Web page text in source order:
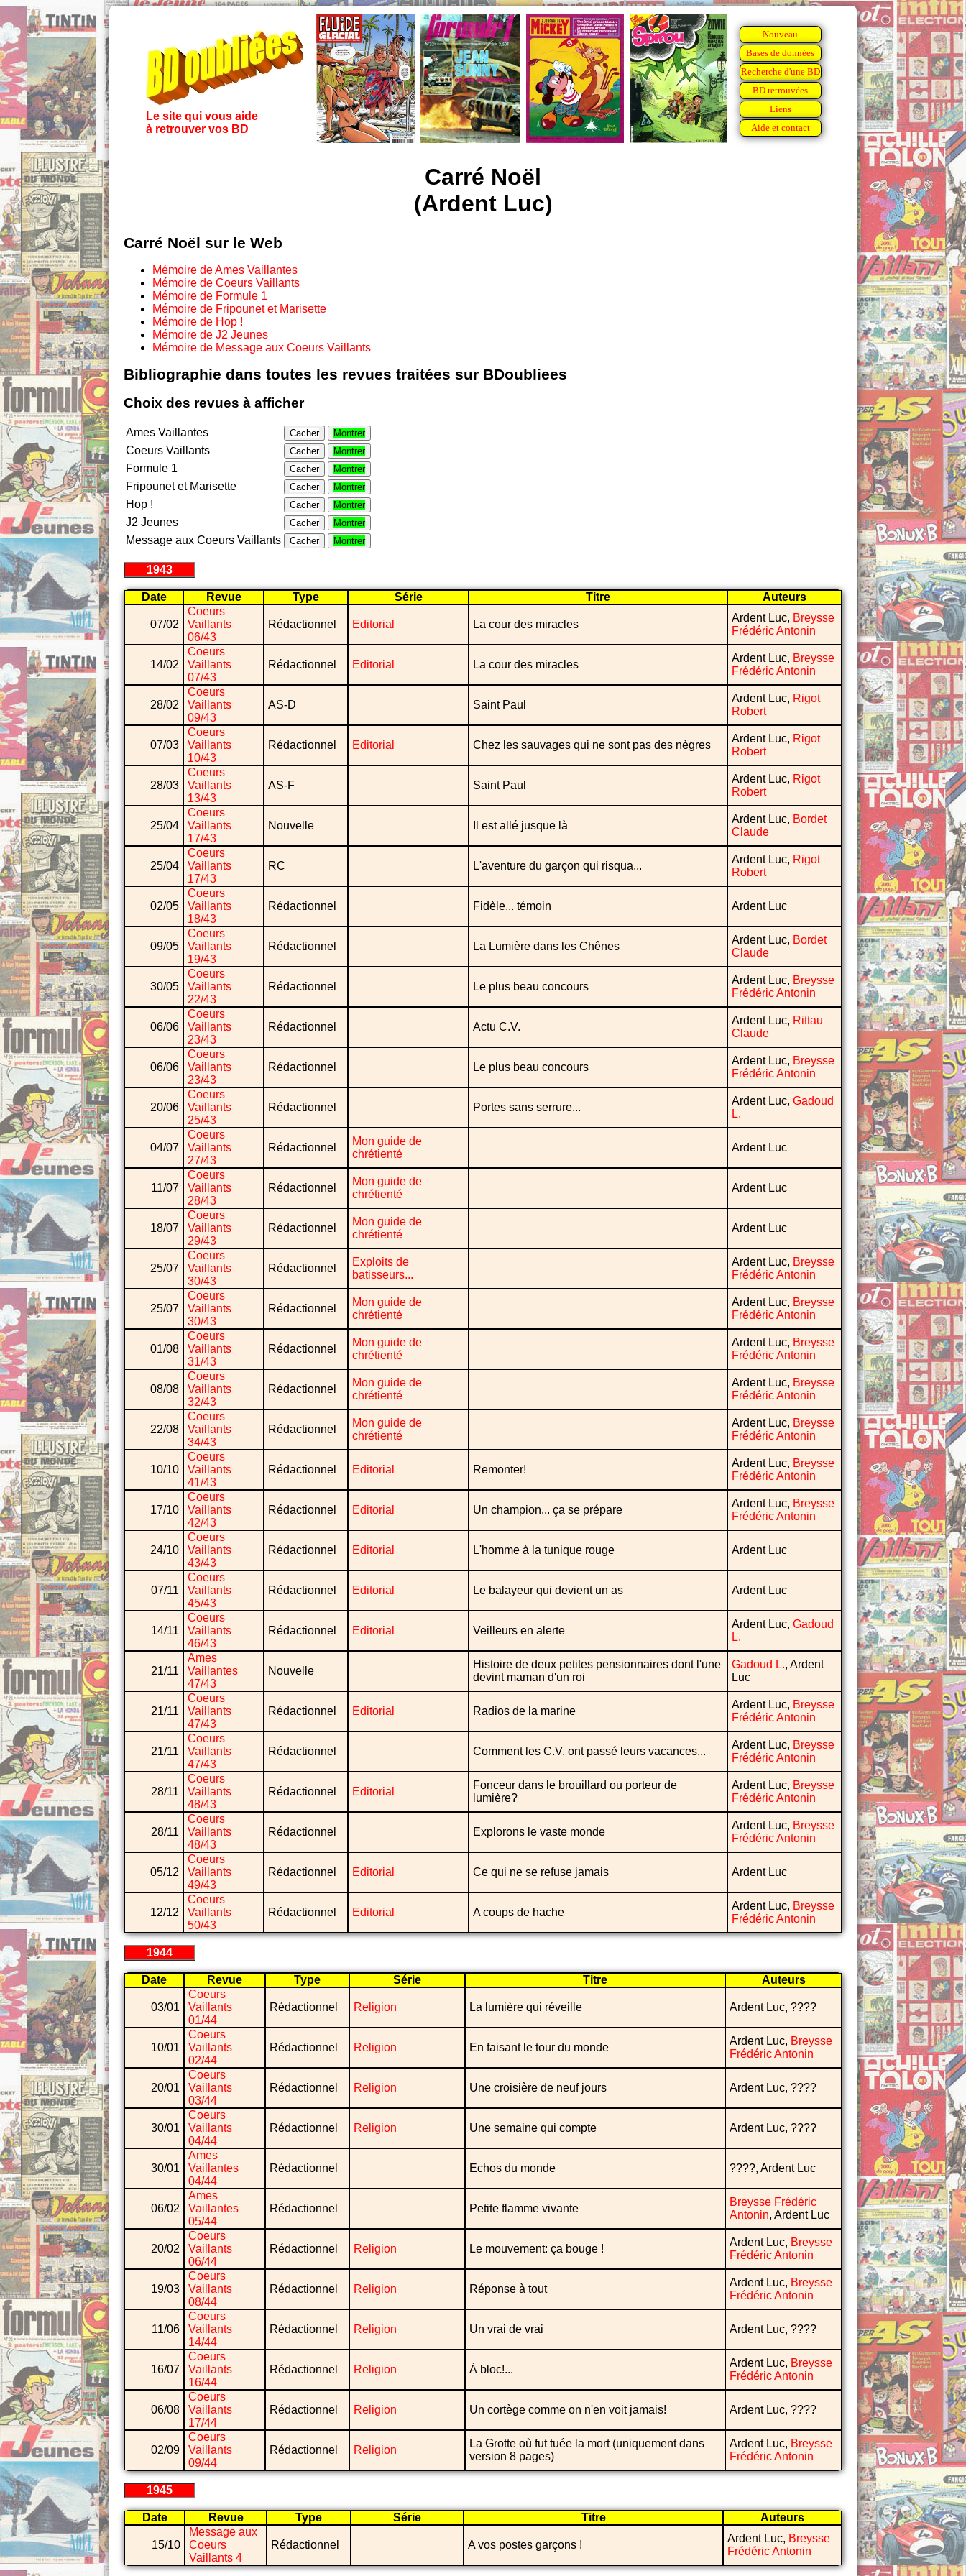
Le site qui vous aide
à retrouver vos BD
Nouveau
Bases de données
Recherche d'une BD
BD retrouvées
Liens
Aide et contact
Carré Noël
(Ardent Luc)
Carré Noël sur le Web
Mémoire de Ames Vaillantes
Mémoire de Coeurs Vaillants
Mémoire de Formule 1
Mémoire de Fripounet et Marisette
Mémoire de Hop !
Mémoire de J2 Jeunes
Mémoire de Message aux Coeurs Vaillants
Bibliographie dans toutes les revues traitées sur BDoubliees
Choix des revues à afficher
Ames Vaillantes Cacher Montrer
Coeurs Vaillants Cacher Montrer
Formule 1 Cacher Montrer
Fripounet et Marisette Cacher Montrer
Hop ! Cacher Montrer
J2 Jeunes Cacher Montrer
Message aux Coeurs Vaillants Cacher Montrer
1943
Date Revue Type Série Titre Auteurs
07/02
Coeurs
Vaillants
06/43
Rédactionnel Editorial La cour des miracles
Ardent Luc, Breysse
Frédéric Antonin
14/02
Coeurs
Vaillants
07/43
Rédactionnel Editorial La cour des miracles
Ardent Luc, Breysse
Frédéric Antonin
28/02
Coeurs
Vaillants
09/43
AS-D Saint Paul
Ardent Luc, Rigot
Robert
07/03
Coeurs
Vaillants
10/43
Rédactionnel Editorial Chez les sauvages qui ne sont pas des nègres
Ardent Luc, Rigot
Robert
28/03
Coeurs
Vaillants
13/43
AS-F Saint Paul
Ardent Luc, Rigot
Robert
25/04
Coeurs
Vaillants
17/43
Nouvelle Il est allé jusque là
Ardent Luc, Bordet
Claude
25/04
Coeurs
Vaillants
17/43
RC L'aventure du garçon qui risqua...
Ardent Luc, Rigot
Robert
02/05
Coeurs
Vaillants
18/43
Rédactionnel Fidèle... témoin Ardent Luc
09/05
Coeurs
Vaillants
19/43
Rédactionnel La Lumière dans les Chênes
Ardent Luc, Bordet
Claude
30/05
Coeurs
Vaillants
22/43
Rédactionnel Le plus beau concours
Ardent Luc, Breysse
Frédéric Antonin
06/06
Coeurs
Vaillants
23/43
Rédactionnel Actu C.V.
Ardent Luc, Rittau
Claude
06/06
Coeurs
Vaillants
23/43
Rédactionnel Le plus beau concours
Ardent Luc, Breysse
Frédéric Antonin
20/06
Coeurs
Vaillants
25/43
Rédactionnel Portes sans serrure...
Ardent Luc, Gadoud
L.
04/07
Coeurs
Vaillants
27/43
Rédactionnel
Mon guide de
chrétienté
Ardent Luc
11/07
Coeurs
Vaillants
28/43
Rédactionnel
Mon guide de
chrétienté
Ardent Luc
18/07
Coeurs
Vaillants
29/43
Rédactionnel
Mon guide de
chrétienté
Ardent Luc
25/07
Coeurs
Vaillants
30/43
Rédactionnel
Exploits de
batisseurs...
Ardent Luc, Breysse
Frédéric Antonin
25/07
Coeurs
Vaillants
30/43
Rédactionnel
Mon guide de
chrétienté
Ardent Luc, Breysse
Frédéric Antonin
01/08
Coeurs
Vaillants
31/43
Rédactionnel
Mon guide de
chrétienté
Ardent Luc, Breysse
Frédéric Antonin
08/08
Coeurs
Vaillants
32/43
Rédactionnel
Mon guide de
chrétienté
Ardent Luc, Breysse
Frédéric Antonin
22/08
Coeurs
Vaillants
34/43
Rédactionnel
Mon guide de
chrétienté
Ardent Luc, Breysse
Frédéric Antonin
10/10
Coeurs
Vaillants
41/43
Rédactionnel Editorial Remonter!
Ardent Luc, Breysse
Frédéric Antonin
17/10
Coeurs
Vaillants
42/43
Rédactionnel Editorial Un champion... ça se prépare
Ardent Luc, Breysse
Frédéric Antonin
24/10
Coeurs
Vaillants
43/43
Rédactionnel Editorial L'homme à la tunique rouge Ardent Luc
07/11
Coeurs
Vaillants
45/43
Rédactionnel Editorial Le balayeur qui devient un as Ardent Luc
14/11
Coeurs
Vaillants
46/43
Rédactionnel Editorial Veilleurs en alerte
Ardent Luc, Gadoud
L.
21/11
Ames
Vaillantes
47/43
Nouvelle
Histoire de deux petites pensionnaires dont l'une
devint maman d'un roi
Gadoud L., Ardent
Luc
21/11
Coeurs
Vaillants
47/43
Rédactionnel Editorial Radios de la marine
Ardent Luc, Breysse
Frédéric Antonin
21/11
Coeurs
Vaillants
47/43
Rédactionnel Comment les C.V. ont passé leurs vacances...
Ardent Luc, Breysse
Frédéric Antonin
28/11
Coeurs
Vaillants
48/43
Rédactionnel Editorial
Fonceur dans le brouillard ou porteur de
lumière?
Ardent Luc, Breysse
Frédéric Antonin
28/11
Coeurs
Vaillants
48/43
Rédactionnel Explorons le vaste monde
Ardent Luc, Breysse
Frédéric Antonin
05/12
Coeurs
Vaillants
49/43
Rédactionnel Editorial Ce qui ne se refuse jamais Ardent Luc
12/12
Coeurs
Vaillants
50/43
Rédactionnel Editorial A coups de hache
Ardent Luc, Breysse
Frédéric Antonin
1944
Date Revue Type Série Titre Auteurs
03/01
Coeurs
Vaillants
01/44
Rédactionnel Religion La lumière qui réveille Ardent Luc, ????
10/01
Coeurs
Vaillants
02/44
Rédactionnel Religion En faisant le tour du monde
Ardent Luc, Breysse
Frédéric Antonin
20/01
Coeurs
Vaillants
03/44
Rédactionnel Religion Une croisière de neuf jours Ardent Luc, ????
30/01
Coeurs
Vaillants
04/44
Rédactionnel Religion Une semaine qui compte Ardent Luc, ????
30/01
Ames
Vaillantes
04/44
Rédactionnel Echos du monde ????, Ardent Luc
06/02
Ames
Vaillantes
05/44
Rédactionnel Petite flamme vivante
Breysse Frédéric
Antonin, Ardent Luc
20/02
Coeurs
Vaillants
06/44
Rédactionnel Religion Le mouvement: ça bouge !
Ardent Luc, Breysse
Frédéric Antonin
19/03
Coeurs
Vaillants
08/44
Rédactionnel Religion Réponse à tout
Ardent Luc, Breysse
Frédéric Antonin
11/06
Coeurs
Vaillants
14/44
Rédactionnel Religion Un vrai de vrai Ardent Luc, ????
16/07
Coeurs
Vaillants
16/44
Rédactionnel Religion À bloc!...
Ardent Luc, Breysse
Frédéric Antonin
06/08
Coeurs
Vaillants
17/44
Rédactionnel Religion Un cortège comme on n'en voit jamais! Ardent Luc, ????
02/09
Coeurs
Vaillants
09/44
Rédactionnel Religion
La Grotte où fut tuée la mort (uniquement dans
version 8 pages)
Ardent Luc, Breysse
Frédéric Antonin
1945
Date Revue Type Série Titre Auteurs
15/10
Message aux
Coeurs
Vaillants 4
Rédactionnel A vos postes garçons !
Ardent Luc, Breysse
Frédéric Antonin